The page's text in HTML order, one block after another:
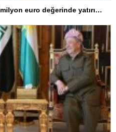
Hyundai’den Türkiye’ye 715 milyon euro değerinde yatırım hamlesi